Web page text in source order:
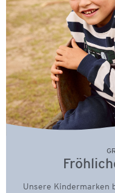
Unsere Kindermarken